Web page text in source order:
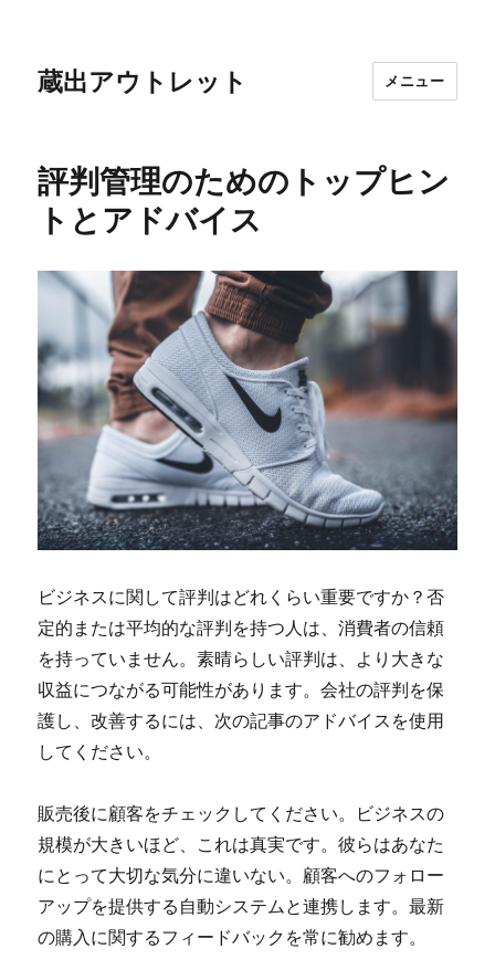
蔵出アウトレット メニュー
評判管理のためのトップヒン
トとアドバイス
ビジネスに関して評判はどれくらい重要ですか？否
定的または平均的な評判を持つ人は、消費者の信頼
を持っていません。素晴らしい評判は、より大きな
収益につながる可能性があります。会社の評判を保
護し、改善するには、次の記事のアドバイスを使用
してください。
販売後に顧客をチェックしてください。ビジネスの
規模が大きいほど、これは真実です。彼らはあなた
にとって大切な気分に違いない。顧客へのフォロー
アップを提供する自動システムと連携します。最新
の購入に関するフィードバックを常に勧めます。